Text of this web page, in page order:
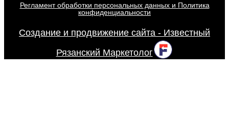
Регламент обработки персональных данных и Политика
конфиденциальности
Создание и продвижение сайта - Известный
Рязанский Маркетолог